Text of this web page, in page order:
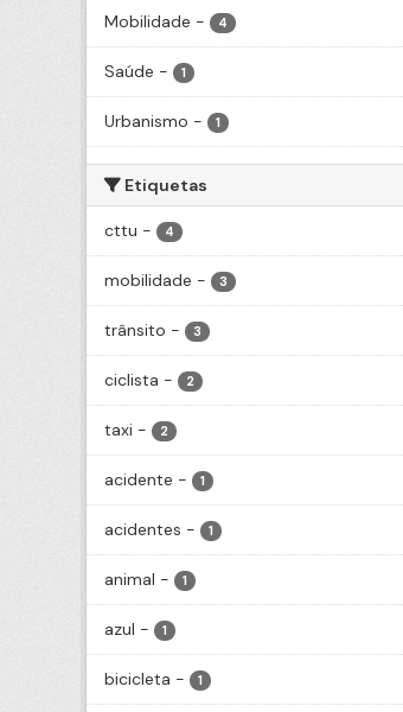
Mobilidade - 4
Saúde - 1
Urbanismo - 1
Etiquetas
cttu - 4
mobilidade - 3
trânsito - 3
ciclista - 2
taxi - 2
acidente - 1
acidentes - 1
animal - 1
azul - 1
bicicleta - 1